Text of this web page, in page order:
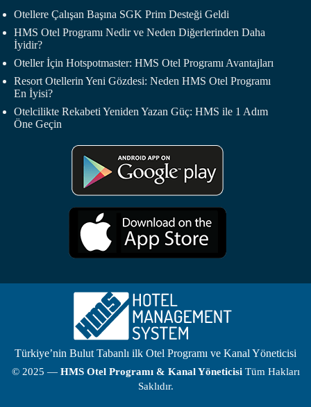
Otellere Çalışan Başına SGK Prim Desteği Geldi
HMS Otel Programı Nedir ve Neden Diğerlerinden Daha
İyidir?
Oteller İçin Hotspotmaster: HMS Otel Programı Avantajları
Resort Otellerin Yeni Gözdesi: Neden HMS Otel Programı
En İyisi?
Otelcilikte Rekabeti Yeniden Yazan Güç: HMS ile 1 Adım
Öne Geçin
Türkiye’nin Bulut Tabanlı ilk Otel Programı ve Kanal Yöneticisi
© 2025 — HMS Otel Programı& Kanal YöneticisiTüm Hakları
Saklıdır.